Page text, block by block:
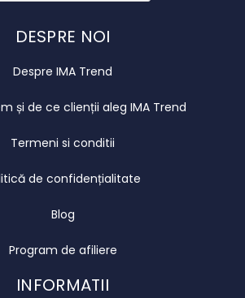
DESPRE NOI
Despre IMA Trend
și de ce clienții aleg IMA Trend
Termeni si conditii
de confidențialitate
Blog
Program de afiliere
INFORMATII